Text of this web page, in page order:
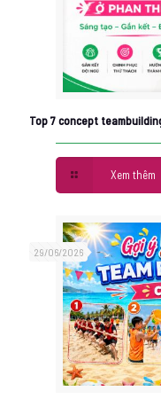
Top 7 concept
Xem thêm
29/06/2026